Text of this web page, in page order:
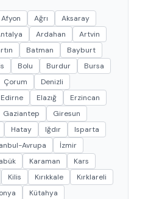
Afyon Ağrı
Aksaray
Ardahan
Artvin
Batman
Bayburt
Bolu Burdur
Bursa
Çorum
Denizli
Edirne Elazığ
Erzincan
Gaziantep
Giresun
Hatay Iğdır
Isparta
Avrupa
İzmir
Karaman
Kars
Kilis Kırıkkale
Kırklareli
Kütahya